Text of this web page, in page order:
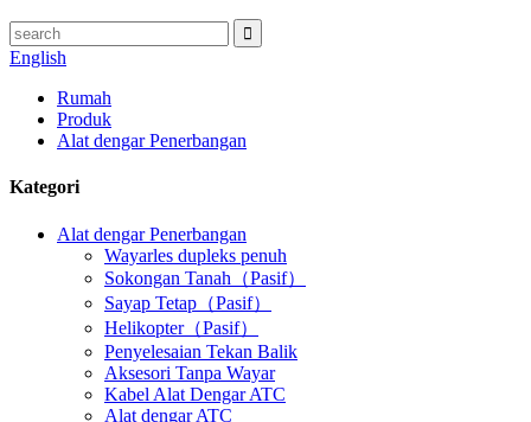
English
Rumah
Produk
Alat dengar Penerbangan
Kategori
Alat dengar Penerbangan
Wayarles dupleks penuh
Sokongan Tanah（Pasif）
Sayap Tetap（Pasif）
Helikopter（Pasif）
Penyelesaian Tekan Balik
Aksesori Tanpa Wayar
Kabel Alat Dengar ATC
Alat dengar ATC